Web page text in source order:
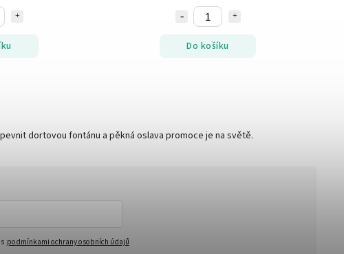
Do košíku
dortovou fontánu a pěkná oslava promoce je na světě.
podmínkami ochrany osobních údajů